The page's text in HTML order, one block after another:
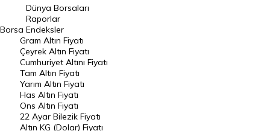
Geçmiş Kapanışlar
Dünya Borsaları
Raporlar
Endeksler
DÖVİZ
Döviz Kuru
Dolar Kuru
Borsa
Dünya Borsaları
Raporlar
Endeksler
Gram Altın Fiyatı
Çeyrek Altın Fiyatı
Cumhuriyet Altını Fiyatı
Tam Altın Fiyatı
Yarım Altın Fiyatı
Has Altın Fiyatı
Ons Altın Fiyatı
22 Ayar Bilezik Fiyatı
Altın KG (Dolar) Fiyatı